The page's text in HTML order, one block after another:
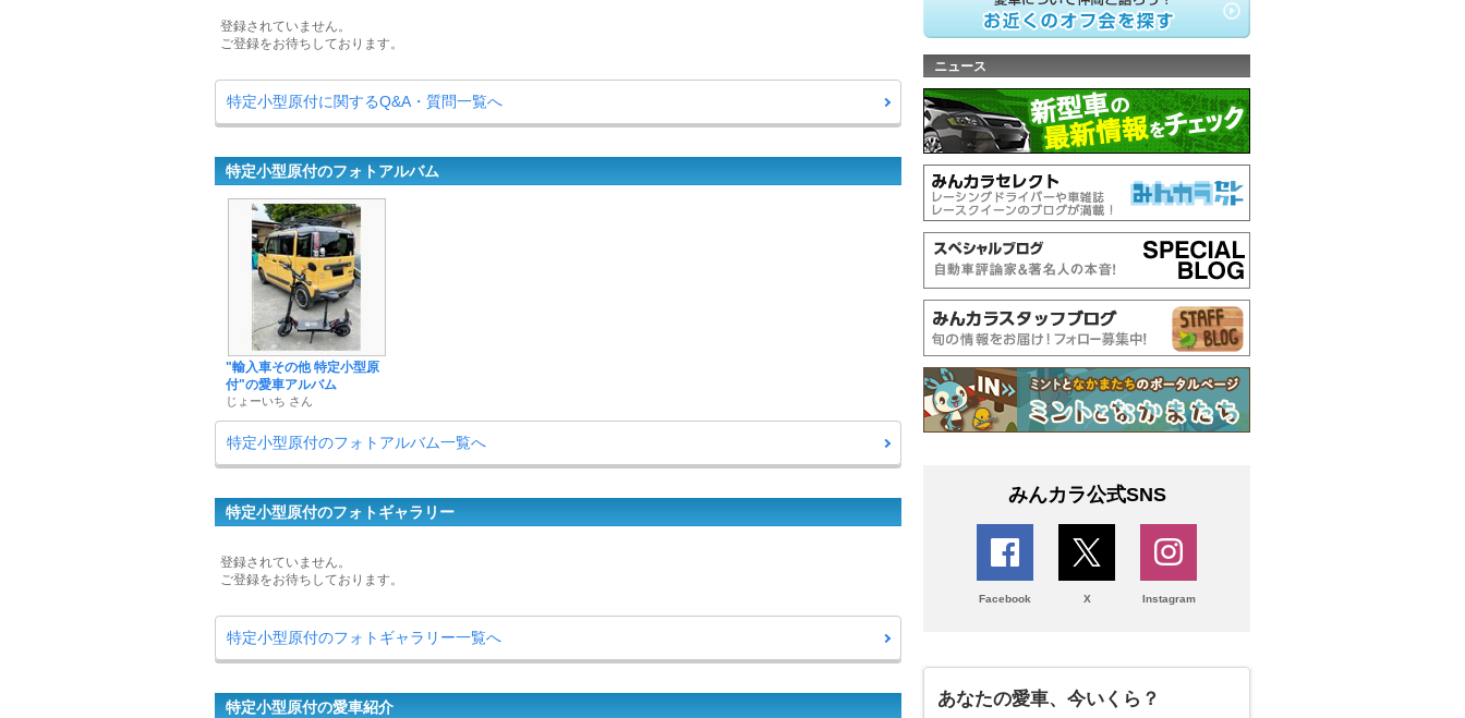
登録されていません。
ご登録をお待ちしております。
特定小型原付に関するQ&A・質問一覧へ
特定小型原付のフォトアルバム
"輸入車その他 特定小型原
付"の愛車アルバム
じょーいち さん
特定小型原付のフォトアルバム一覧へ
特定小型原付のフォトギャラリー
登録されていません。
ご登録をお待ちしております。
特定小型原付のフォトギャラリー一覧へ
特定小型原付の愛車紹介
ニュース
みんカラ公式SNS
Facebook X Instagram
あなたの愛車、今いくら？